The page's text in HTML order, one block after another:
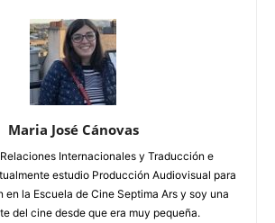
Maria José Cánovas
Internacionales y Traducción e
estudio Producción Audiovisual para
en la Escuela de Cine Septima Ars y soy una
del cine desde que era muy pequeña.